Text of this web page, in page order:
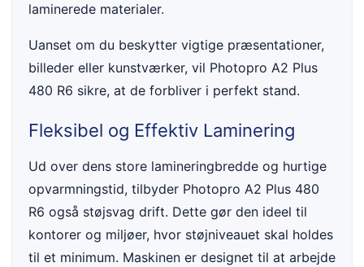
laminerede materialer.
Uanset om du beskytter vigtige præsentationer,
billeder eller kunstværker, vil Photopro A2 Plus
480 R6 sikre, at de forbliver i perfekt stand.
Fleksibel og Effektiv Laminering
Ud over dens store lamineringbredde og hurtige
opvarmningstid, tilbyder Photopro A2 Plus 480
R6 også støjsvag drift. Dette gør den ideel til
kontorer og miljøer, hvor støjniveauet skal holdes
til et minimum. Maskinen er designet til at arbejde